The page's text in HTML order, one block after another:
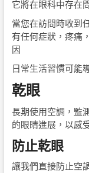
它將在眼科中存在
當您在訪問時收到
有任何症狀，疼痛
因
日常生活習慣可能
乾眼
長期使用空調，監
的眼睛進展，以感
防止乾眼
讓我們直接防止空